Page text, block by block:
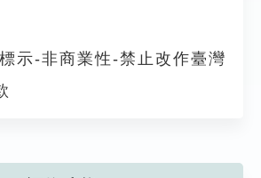
示-非商業性-禁止改作臺灣